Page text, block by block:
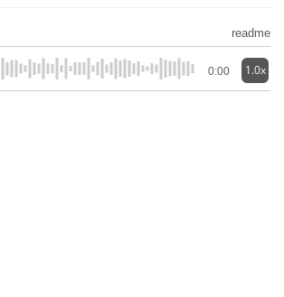
readme
0:00 1.0x